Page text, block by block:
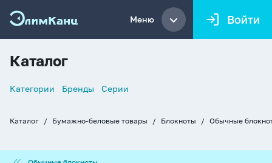
Меню Войти
Каталог
Список
Категории Бренды Серии
Каталог Бумажно-беловые товары Блокноты Обычные